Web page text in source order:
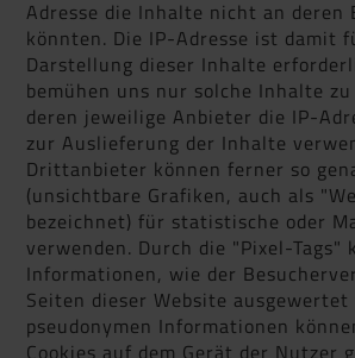
Adresse die Inhalte nicht an deren
könnten. Die IP-Adresse ist damit
Darstellung dieser Inhalte
bemühen uns nur solche Inhalte
deren jeweilige Anbieter die IP-
zur Auslieferung der Inhalte
Drittanbieter können ferner so
(unsichtbare Grafiken, auch als
bezeichnet) für statistische oder
verwenden. Durch die "Pixel-Tags"
Informationen, wie der
Seiten dieser Website ausgewertet
pseudonymen Informationen
Cookies auf dem Gerät der Nutzer